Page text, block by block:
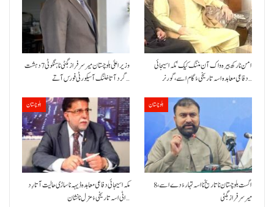
وزیراعلیٰ بلوچستان میر سرفراز بگٹی نا ہنگو ٹی 7 دہشت
گرد آتا خلنگ آ سیکورٹی فورس آتے…
امن نا رکھ بیرہ واک آن مننگ کیک‘ مکہ اسیجائی
دفاعی معاہدہ اسہ تاریخی ءُ گام اسے،گورنر…
بلوچستان
مکہ اسیجائی دفاعی معاہدہ ڈیہہ نا ساڑی حالیت آتا رِد
اٹی اسہ تاریخی ءُ مزل نا نشان…
بلوچستان
8 اگست بلوچستان نا تاریخ نا اسہ تہار ءُ دے اسے،
میرسرفراز بگٹی